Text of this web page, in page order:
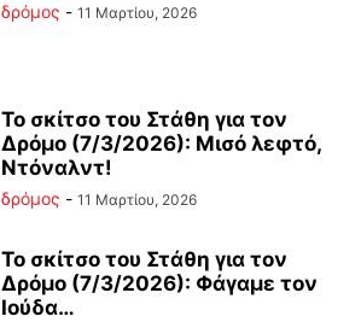
δρόμος - 11 Μαρτίου, 2026
Το σκίτσο του Στάθη για τον
Δρόμο (7/3/2026): Μισό λεφτό,
Ντόναλντ!
δρόμος - 11 Μαρτίου, 2026
Το σκίτσο του Στάθη για τον
Δρόμο (7/3/2026): Φάγαμε τον
Ιούδα…